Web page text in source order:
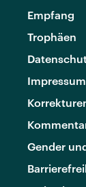
Empfang
Trophäen
Impressum
Gender